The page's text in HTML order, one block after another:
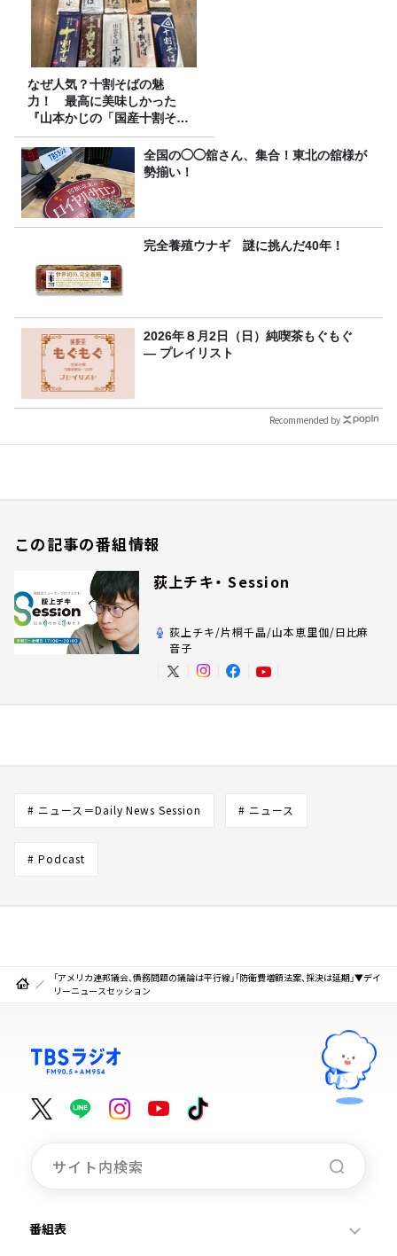
なぜ人気？十割そばの魅
力！ 最高に美味しかった
『山本かじの「国産十割そ
ば」』とは？【十割そば10種
食べ比べ】
全国の◯◯舘さん、集合！東北の舘様が
勢揃い！
完全養殖ウナギ 謎に挑んだ40年！
2026年８月2日（日）純喫茶もぐもぐ
― プレイリスト
Recommended by
この記事の番組情報
荻上チキ・ Session
荻上チキ/片桐千晶/山本恵里伽/日比麻
音子
# ニュース＝Daily News Session # ニュース
# Podcast
「アメリカ連邦議会、債務問題の議論は平行線」「防衛費増額法案、採決は延期」▼デイ
リーニュースセッション
番組表